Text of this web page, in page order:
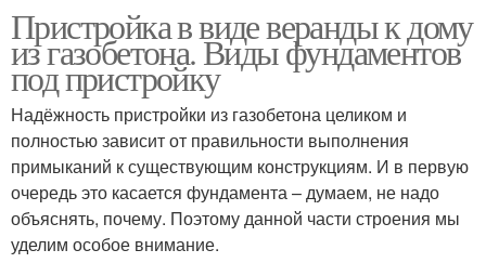
Пристройка в виде веранды к дому
из газобетона. Виды фундаментов
под пристройку
Надёжность пристройки из газобетона целиком и
полностью зависит от правильности выполнения
примыканий к существующим конструкциям. И в первую
очередь это касается фундамента – думаем, не надо
объяснять, почему. Поэтому данной части строения мы
уделим особое внимание.